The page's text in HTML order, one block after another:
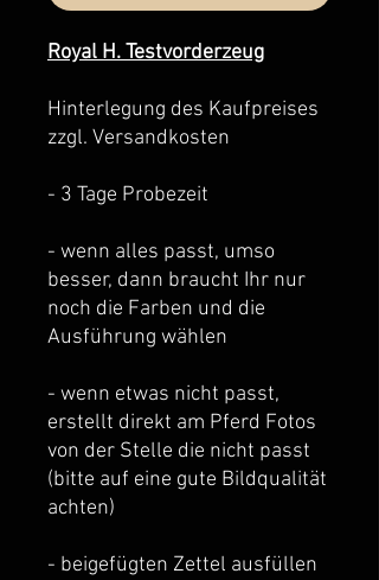
Royal H. Testvorderzeug
Hinterlegung des Kaufpreises
zzgl. Versandkosten
- 3 Tage Probezeit
- wenn alles passt, umso
besser, dann braucht Ihr nur
noch die Farben und die
Ausführung wählen
- wenn etwas nicht passt,
erstellt direkt am Pferd Fotos
von der Stelle die nicht passt
(bitte auf eine gute Bildqualität
achten)
- beigefügten Zettel ausfüllen